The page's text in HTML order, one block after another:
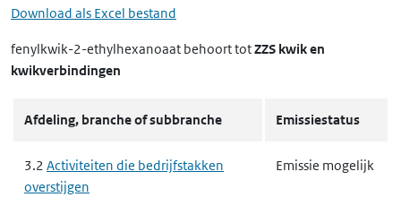
Download als Excel bestand
fenylkwik-2-ethylhexanoaat behoort totZZS kwik en
kwikverbindingen
Afdeling, branche of subbranche Emissiestatus
3.2 Activiteiten die bedrijfstakken
overstijgen
Emissie mogelijk